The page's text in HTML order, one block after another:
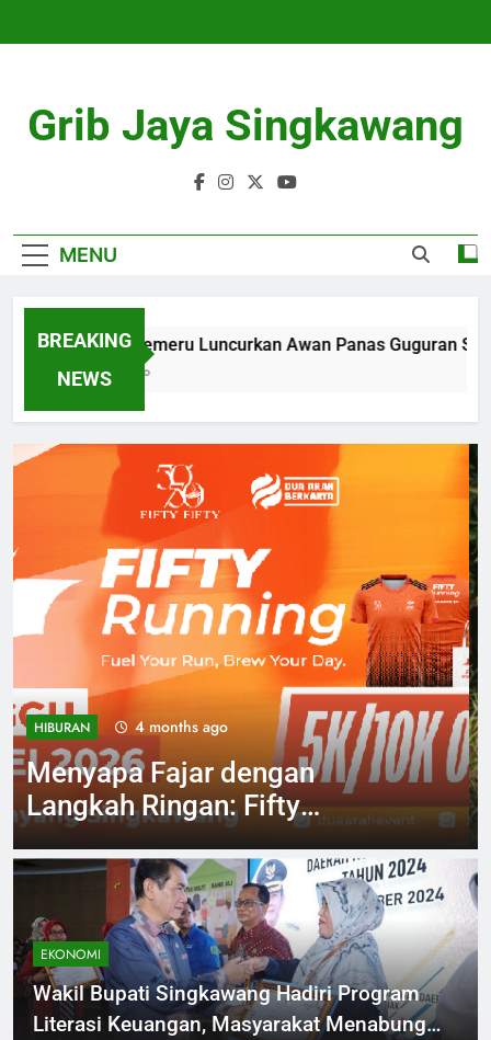
Grib Jaya Singkawang
MENU
BREAKING
NEWS
Gunung Semeru Luncurkan Awan Panas Guguran Sejauh 3
4 Months Ago
NASIONAL 4 months ago
Geger Pria 51 Tahun
Ditemukan Meninggal
Tergantung di Pohon
Singkawang
EKONOMI
Wakil Bupati Singkawang Hadiri Program
Literasi Keuangan, Masyarakat Menabung